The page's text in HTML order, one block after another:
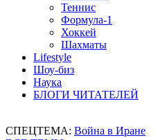
Теннис
Формула-1
Хоккей
Шахматы
Lifestyle
Шоу-биз
Наука
БЛОГИ ЧИТАТЕЛЕЙ
СПЕЦТЕМА: Война в Иране